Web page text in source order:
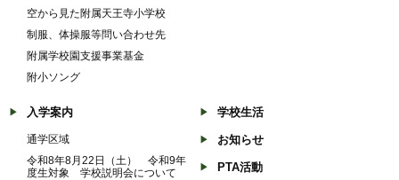
空から見た附属天王寺小学校
制服、体操服等問い合わせ先
附属学校園支援事業基金
附小ソング
入学案内
通学区域
令和8年8月22日（土） 令和9年
度生対象 学校説明会について
学校生活
お知らせ
PTA活動